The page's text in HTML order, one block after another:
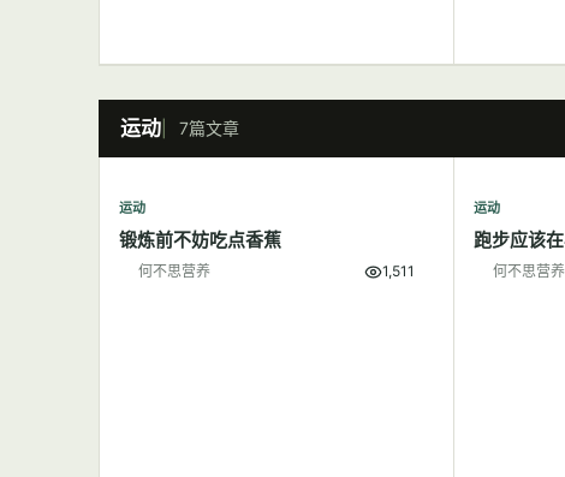
运动 7篇文章
运动
锻炼前不妨吃点香蕉
何不思营养 1,511
运动
跑步应该
何不思营养